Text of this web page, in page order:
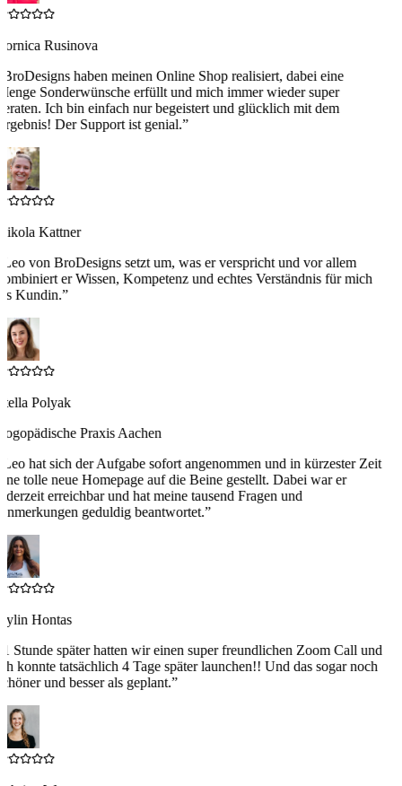
Rusinova
BroDesigns haben meinen Online Shop realisiert, dabei eine
Sonderwünsche erfüllt und mich immer wieder super
Ich bin einfach nur begeistert und glücklich mit dem
Der Support ist genial.”
Kattner
Leo von BroDesigns setzt um, was er verspricht und vor allem
er Wissen, Kompetenz und echtes Verständnis für mich
Kundin.”
Polyak
Praxis Aachen
Leo hat sich der Aufgabe sofort angenommen und in kürzester Zeit
tolle neue Homepage auf die Beine gestellt. Dabei war er
erreichbar und hat meine tausend Fragen und
geduldig beantwortet.”
Hontas
1 Stunde später hatten wir einen super freundlichen Zoom Call und
konnte tatsächlich 4 Tage später launchen!! Und das sogar noch
und besser als geplant.”